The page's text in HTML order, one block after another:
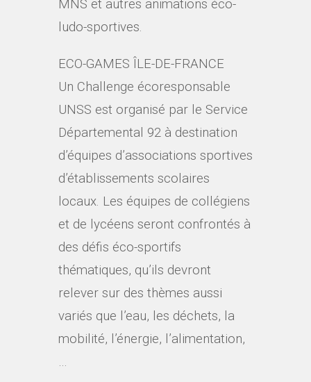
MNS et autres animations éco-
ludo-sportives.
ECO-GAMES ÎLE-DE-FRANCE
Un Challenge écoresponsable
UNSS est organisé par le Service
Départemental 92 à destination
d’équipes d’associations sportives
d’établissements scolaires
locaux. Les équipes de collégiens
et de lycéens seront confrontés à
des défis éco-sportifs
thématiques, qu’ils devront
relever sur des thèmes aussi
variés que l’eau, les déchets, la
mobilité, l’énergie, l’alimentation,
…